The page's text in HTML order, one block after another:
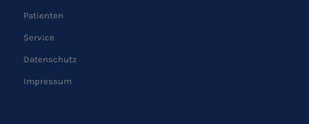
Patienten
Service
Datenschutz
Impressum